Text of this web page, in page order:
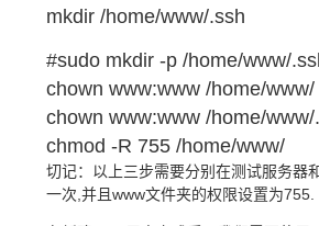
mkdir /home/www/.ssh
#sudo mkdir -p /home/www/
chown www:www /home/
chown www:www /home/
chmod -R 755 /home/www/
切记：以上三步需要分别在测试服务器
一次,并且www文件夹的权限设置为755.